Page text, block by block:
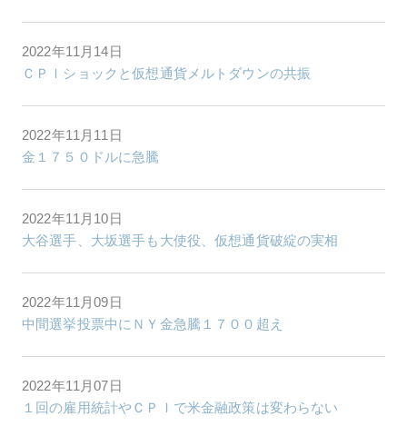
2022年11月14日
ＣＰＩショックと仮想通貨メルトダウンの共振
2022年11月11日
金１７５０ドルに急騰
2022年11月10日
大谷選手、大坂選手も大使役、仮想通貨破綻の実相
2022年11月09日
中間選挙投票中にＮＹ金急騰１７００超え
2022年11月07日
１回の雇用統計やＣＰＩで米金融政策は変わらない